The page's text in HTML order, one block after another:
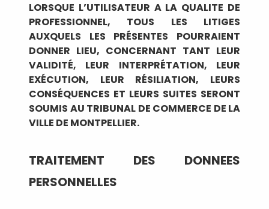
LORSQUE L’UTILISATEUR A LA QUALITE DE
PROFESSIONNEL, TOUS LES LITIGES
AUXQUELS LES PRÉSENTES POURRAIENT
DONNER LIEU, CONCERNANT TANT LEUR
VALIDITÉ, LEUR INTERPRÉTATION, LEUR
EXÉCUTION, LEUR RÉSILIATION, LEURS
CONSÉQUENCES ET LEURS SUITES SERONT
SOUMIS AU TRIBUNAL DE COMMERCE DE LA
VILLE DE MONTPELLIER.
TRAITEMENT DES DONNEES
PERSONNELLES